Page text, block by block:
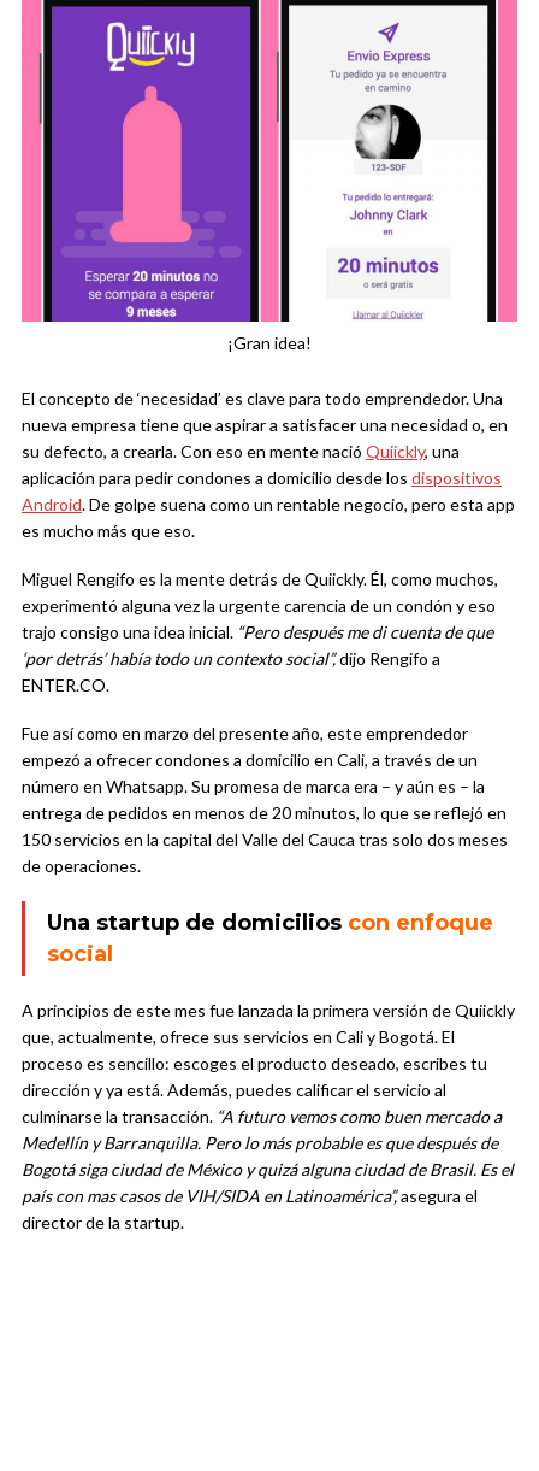
¡Gran idea!
El concepto de ‘necesidad’ es clave para todo emprendedor. Una
nueva empresa tiene que aspirar a satisfacer una necesidad o, en
su defecto, a crearla. Con eso en mente nació Quiickly, una
aplicación para pedir condones a domicilio desde los dispositivos
Android. De golpe suena como un rentable negocio, pero esta app
es mucho más que eso.
Miguel Rengifo es la mente detrás de Quiickly. Él, como muchos,
experimentó alguna vez la urgente carencia de un condón y eso
trajo consigo una idea inicial. “Pero después me di cuenta de que
‘por detrás’ había todo un contexto social”,dijo Rengifo a
ENTER.CO.
Fue así como en marzo del presente año, este emprendedor
empezó a ofrecer condones a domicilio en Cali, a través de un
número en Whatsapp. Su promesa de marca era – y aún es – la
entrega de pedidos en menos de 20 minutos, lo que se reflejó en
150 servicios en la capital del Valle del Cauca tras solo dos meses
de operaciones.
Una startup de domicilios con enfoque
social
A principios de este mes fue lanzada la primera versión de Quiickly
que, actualmente, ofrece sus servicios en Cali y Bogotá. El
proceso es sencillo: escoges el producto deseado, escribes tu
dirección y ya está. Además, puedes calificar el servicio al
culminarse la transacción. “A futuro vemos como buen mercado a
Medellín y Barranquilla. Pero lo más probable es que después de
Bogotá siga ciudad de México y quizá alguna ciudad de Brasil. Es el
país con mas casos de VIH/SIDA en Latinoamérica”,asegura el
director de la startup.